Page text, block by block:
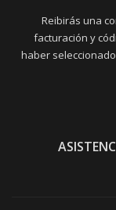
Reibirás una
facturación y
haber